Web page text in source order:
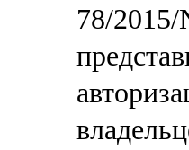
78/